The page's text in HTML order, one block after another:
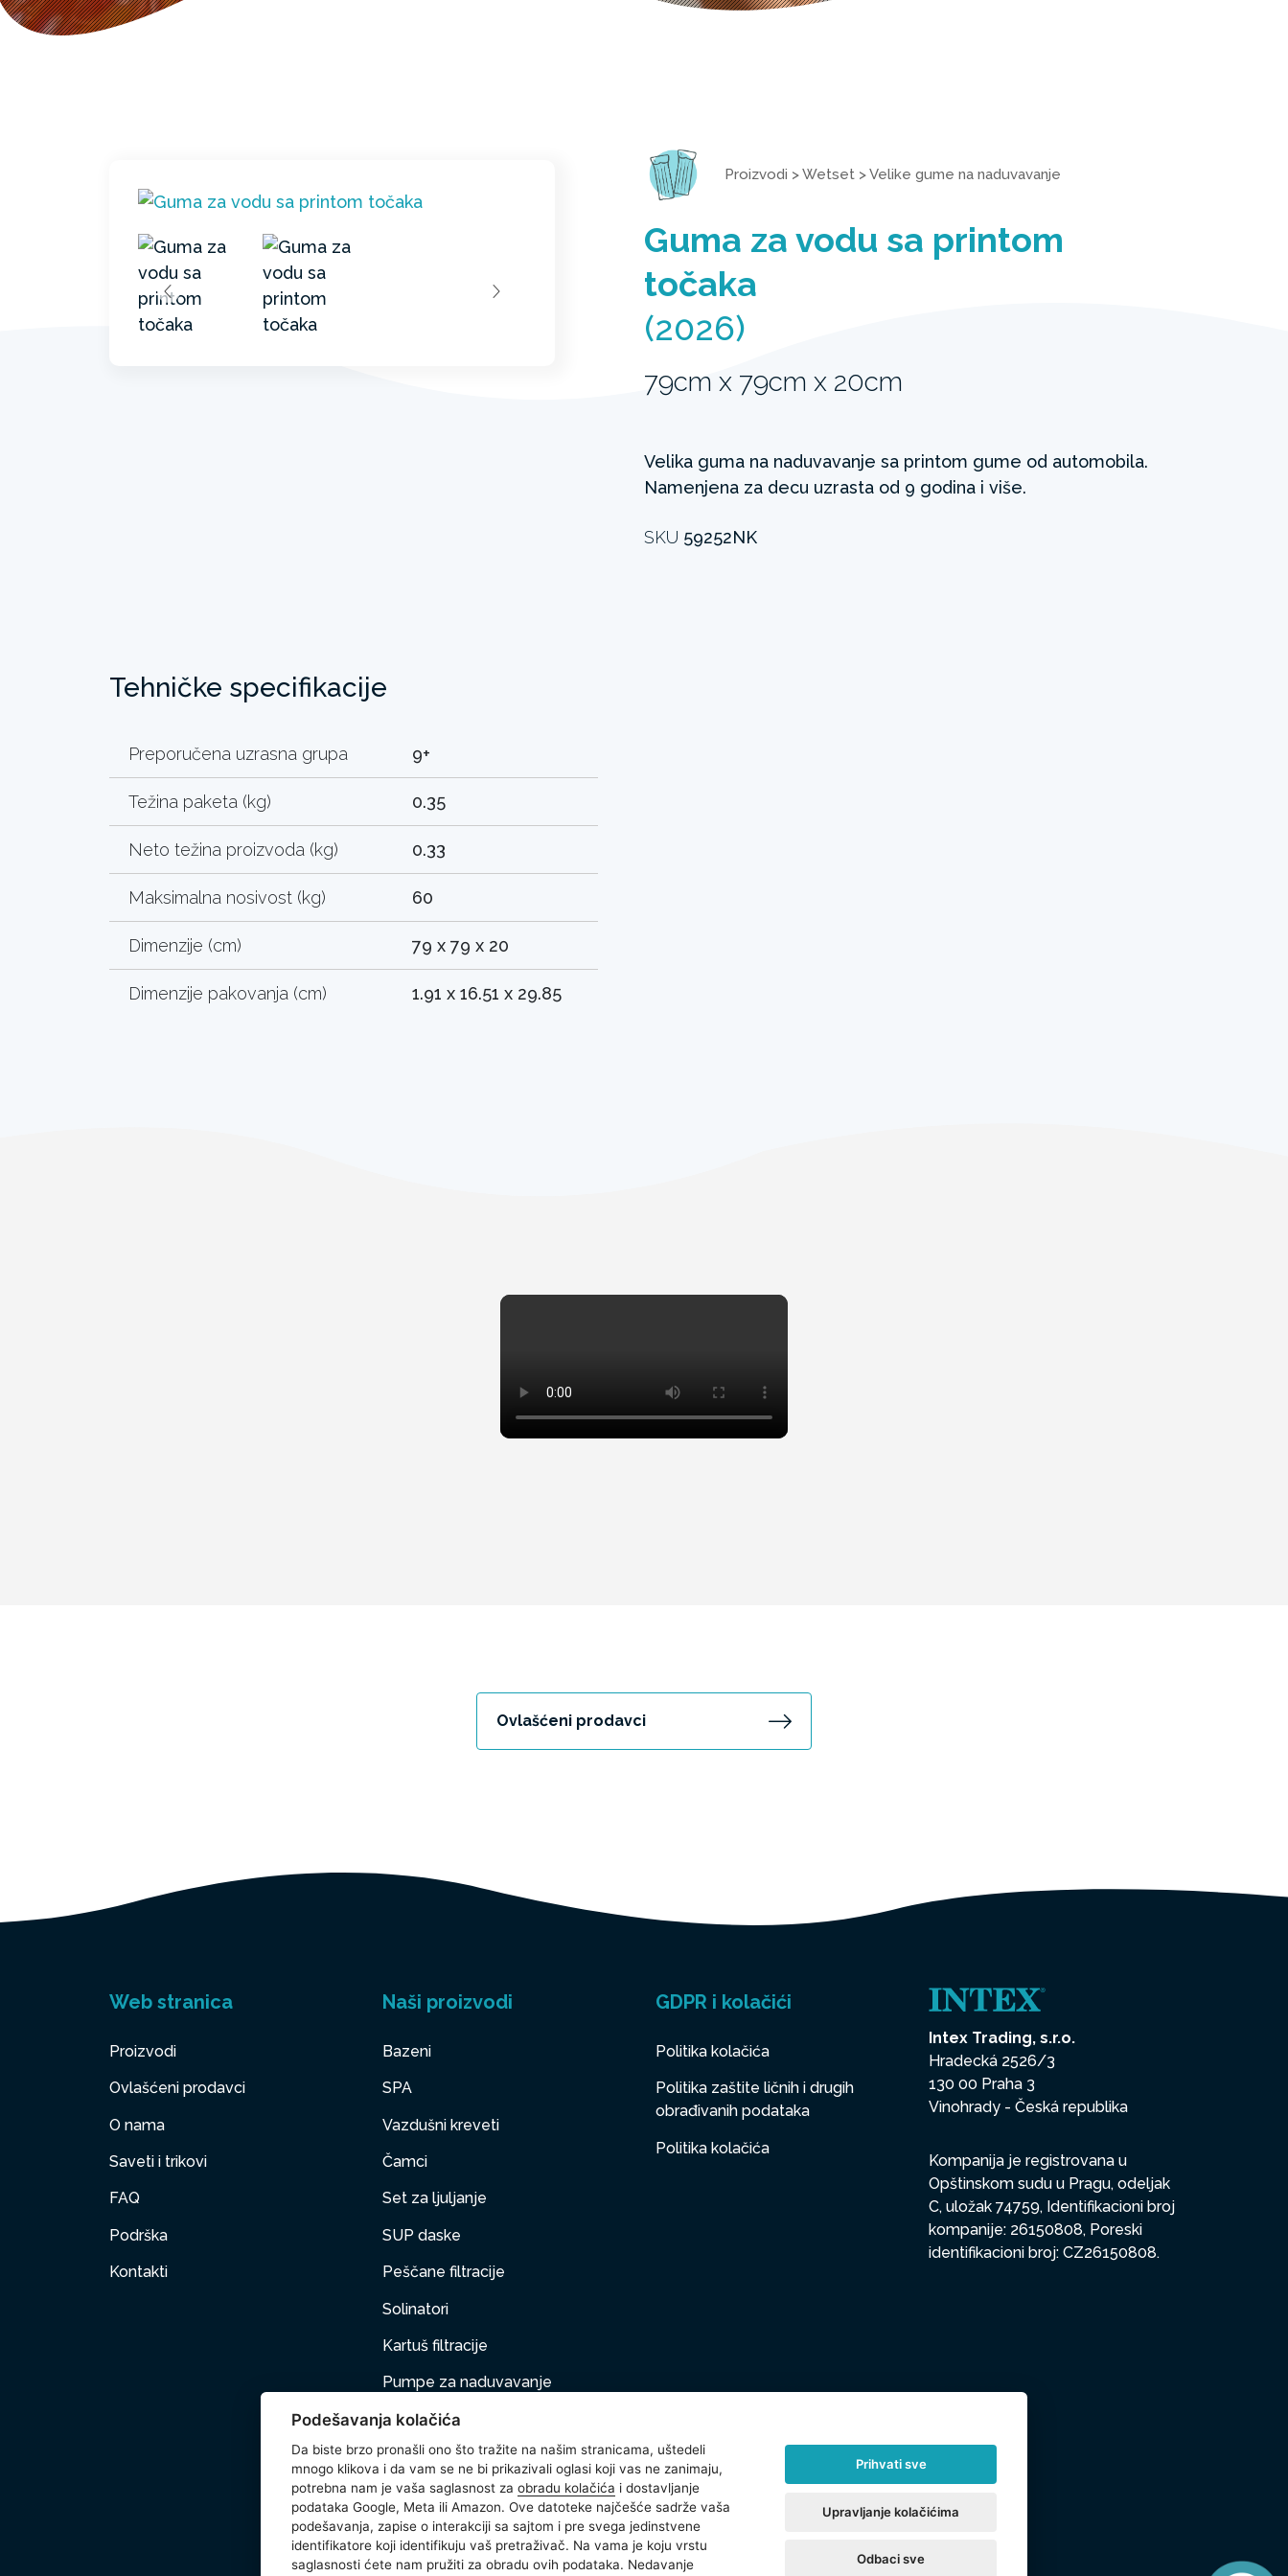
Proizvodi >Wetset >Velike gume na naduvavanje
Guma za vodu sa printom
točaka
(2026)
79cm x 79cm x 20cm
Velika guma na naduvavanje sa printom gume od automobila.
Namenjena za decu uzrasta od 9 godina i više.
SKU 59252NK
Tehničke specifikacije
Preporučena uzrasna grupa 9+
Težina paketa (kg) 0.35
Neto težina proizvoda (kg) 0.33
Maksimalna nosivost (kg) 60
Dimenzije (cm) 79 x 79 x 20
Dimenzije pakovanja (cm) 1.91 x 16.51 x 29.85
Ovlašćeni prodavci
Web stranica
Proizvodi
Ovlašćeni prodavci
O nama
Saveti i trikovi
FAQ
Podrška
Kontakti
Naši proizvodi
Bazeni
SPA
Vazdušni kreveti
Čamci
Set za ljuljanje
SUP daske
Peščane filtracije
Solinatori
Kartuš filtracije
Pumpe za naduvavanje
Nameštaj na naduvavanje
Kućni ljubimci
Dodatna oprema
Wetset
GDPR i kolačići
Politika kolačića
Politika zaštite ličnih i drugih
obrađivanih podataka
Politika kolačića
Intex Trading, s.r.o.
Hradecká 2526/3
130 00 Praha 3
Vinohrady - Česká republika
Kompanija je registrovana u
Opštinskom sudu u Pragu, odeljak
C, uložak 74759, Identifikacioni broj
kompanije: 26150808, Poreski
identifikacioni broj: CZ26150808.
Podešavanja kolačića
Da biste brzo pronašli ono što tražite na našim stranicama, uštedeli
mnogo klikova i da vam se ne bi prikazivali oglasi koji vas ne zanimaju,
potrebna nam je vaša saglasnost za obradu kolačića i dostavljanje
podataka Google, Meta ili Amazon. Ove datoteke najčešće sadrže vaša
podešavanja, zapise o interakciji sa sajtom i pre svega jedinstvene
identifikatore koji identifikuju vaš pretraživač. Na vama je koju vrstu
saglasnosti ćete nam pružiti za obradu ovih podataka. Nedavanje
Prihvati sve
Upravljanje kolačićima
Odbaci sve